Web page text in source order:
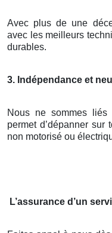
Avec plus de une
avec les meilleurs
durables.
3. Indépendance et
Nous ne sommes liés
permet d’dépanner sur
non motorisé ou
L’assurance d’un